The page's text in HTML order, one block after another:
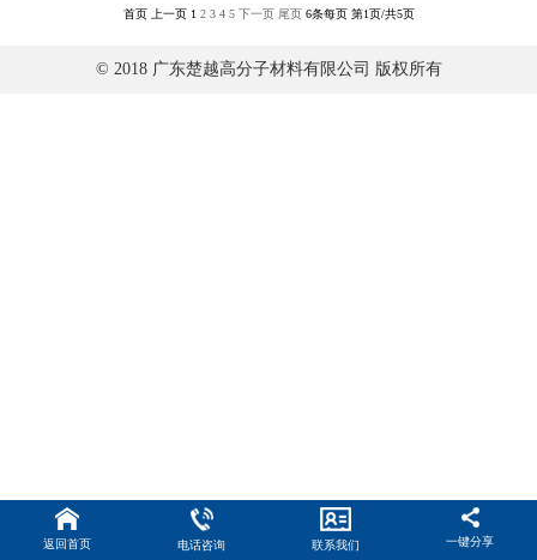
首页 上一页 1 2 3 4 5 下一页 尾页 6条每页第1页/共5页
© 2018 广东楚越高分子材料有限公司 版权所有
返回首页 电话咨询 联系我们 一键分享